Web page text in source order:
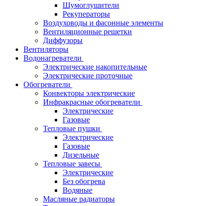
Шумоглушители
Рекуператоры
Воздуховоды и фасонные элементы
Вентиляционные решетки
Диффузоры
Вентиляторы
Водонагреватели
Электрические накопительные
Электрические проточные
Обогреватели
Конвекторы электрические
Инфракрасные обогреватели
Электрические
Газовые
Тепловые пушки
Электрические
Газовые
Дизельные
Тепловые завесы
Электрические
Без обогрева
Водяные
Масляные радиаторы